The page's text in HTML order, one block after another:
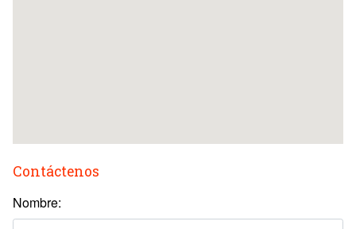
Contáctenos
Nombre: